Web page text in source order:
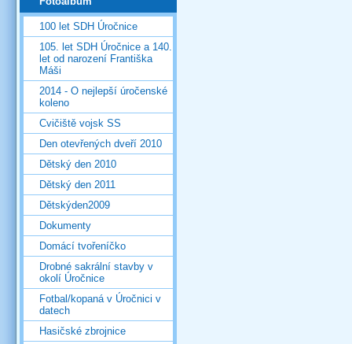
100 let SDH Úročnice
105. let SDH Úročnice a 140.
let od narození Františka
Máši
2014 - O nejlepší úročenské
koleno
Cvičiště vojsk SS
Den otevřených dveří 2010
Dětský den 2010
Dětský den 2011
Dětskýden2009
Dokumenty
Domácí tvořeníčko
Drobné sakrální stavby v
okolí Úročnice
Fotbal/kopaná v Úročnici v
datech
Hasičské zbrojnice